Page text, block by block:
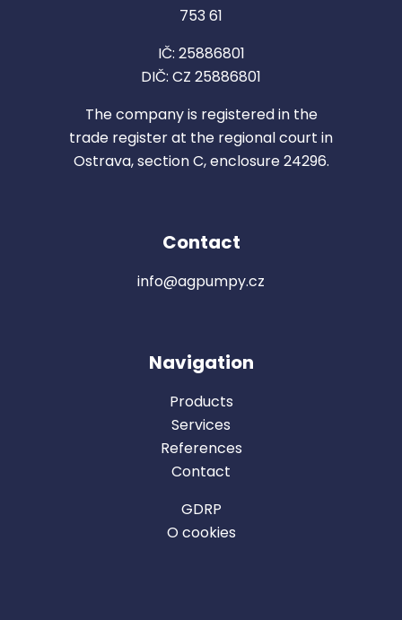
753 61
IČ: 25886801
DIČ: CZ 25886801
The company is registered in the
trade register at the regional court in
Ostrava, section C, enclosure 24296.
Contact
info@agpumpy.cz
Navigation
Products
Services
References
Contact
GDRP
O cookies